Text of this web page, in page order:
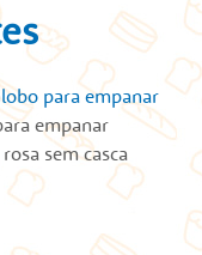
para empanar
empanar
sem casca